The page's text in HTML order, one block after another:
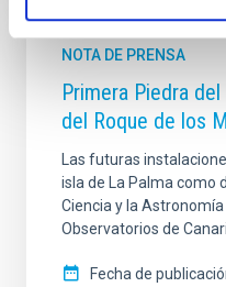
NOTA DE PRENSA
Primera Piedra
del Roque de los
Las futuras
isla de La Palma como
Ciencia y la
Observatorios de
Fecha de